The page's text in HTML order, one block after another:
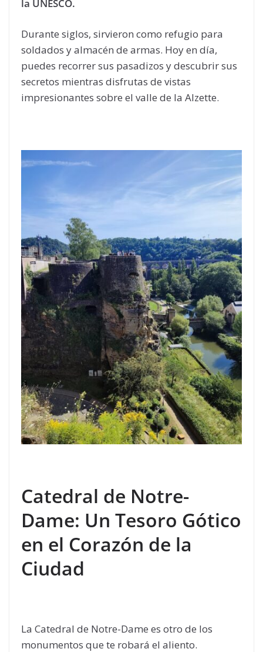
la UNESCO.
Durante siglos, sirvieron como refugio para
soldados y almacén de armas. Hoy en día,
puedes recorrer sus pasadizos y descubrir sus
secretos mientras disfrutas de vistas
impresionantes sobre el valle de la Alzette.
Catedral de Notre-
Dame: Un Tesoro Gótico
en el Corazón de la
Ciudad
La Catedral de Notre-Dame es otro de los
monumentos que te robará el aliento.